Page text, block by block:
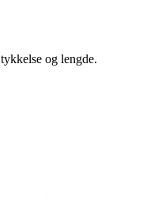
og lengde.